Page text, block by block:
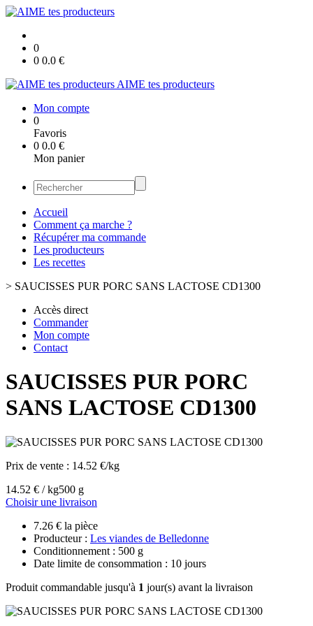
0
0 0.0 €
AIME tes producteurs
Mon compte
0
Favoris
0 0.0 €
Mon panier
Accueil
Comment ça marche ?
Récupérer ma commande
Les producteurs
Les recettes
> SAUCISSES PUR PORC SANS LACTOSE CD1300
Accès direct
Commander
Mon compte
Contact
SAUCISSES PUR PORC
SANS LACTOSE CD1300
Prix de vente : 14.52 €/kg
14.52 € / kg500 g
Choisir une livraison
7.26 € la pièce
Producteur : Les viandes de Belledonne
Conditionnement : 500 g
Date limite de consommation : 10 jours
Produit commandable jusqu'à 1 jour(s) avant la livraison